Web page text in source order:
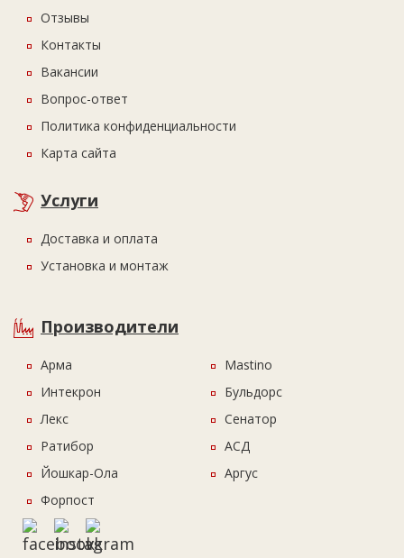
Отзывы
Контакты
Вакансии
Вопрос-ответ
Политика конфиденциальности
Карта сайта
Услуги
Доставка и оплата
Установка и монтаж
Производители
Арма
Интекрон
Лекс
Ратибор
Йошкар-Ола
Форпост
Mastino
Бульдорс
Сенатор
АСД
Аргус